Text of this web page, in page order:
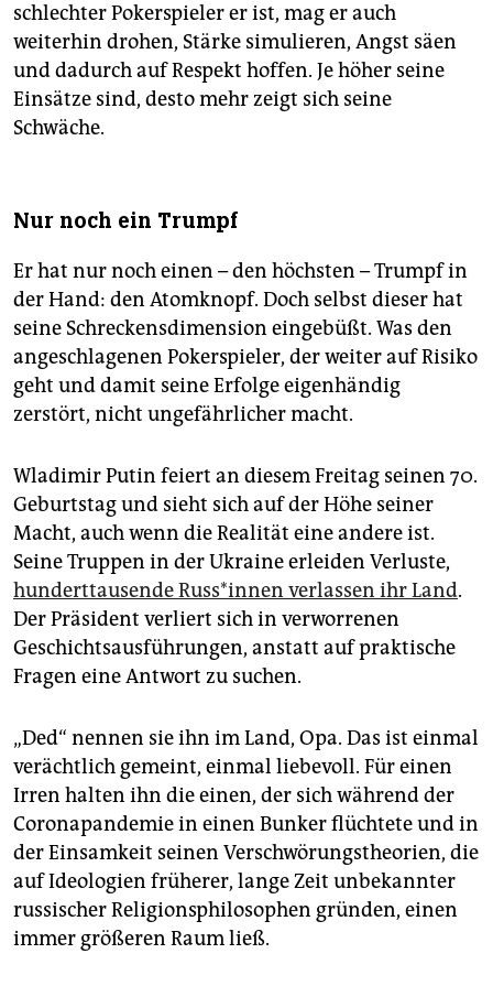
schlechter Pokerspieler er ist, mag er auch
weiterhin drohen, Stärke simulieren, Angst säen
und dadurch auf Respekt hoffen. Je höher seine
Einsätze sind, desto mehr zeigt sich seine
Schwäche.
Nur noch ein Trumpf
Er hat nur noch einen – den höchsten – Trumpf in
der Hand: den Atomknopf. Doch selbst dieser hat
seine Schreckensdimension eingebüßt. Was den
angeschlagenen Pokerspieler, der weiter auf Risiko
geht und damit seine Erfolge eigenhändig
zerstört, nicht ungefährlicher macht.
Wladimir Putin feiert an diesem Freitag seinen 70.
Geburtstag und sieht sich auf der Höhe seiner
Macht, auch wenn die Realität eine andere ist.
Seine Truppen in der Ukraine erleiden Verluste,
hunderttausende Rus­s*in­nen verlassen ihr Land.
Der Präsident verliert sich in verworrenen
Geschichtsausführungen, anstatt auf praktische
Fragen eine Antwort zu suchen.
„Ded“ nennen sie ihn im Land, Opa. Das ist einmal
verächtlich gemeint, einmal liebevoll. Für einen
Irren halten ihn die einen, der sich während der
Coronapandemie in einen Bunker flüchtete und in
der Einsamkeit seinen Verschwörungstheorien, die
auf Ideologien früherer, lange Zeit unbekannter
russischer Religionsphilosophen gründen, einen
immer größeren Raum ließ.